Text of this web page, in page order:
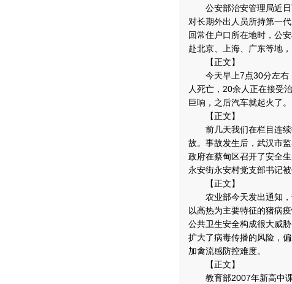
公安部治安管理局近日
对长期外出人员所持第一
回常住户口所在地时，公
赴北京、上海、广东等地
【正文】
今天早上7点30分左右
人死亡，20余人正在接受
巨响，之后汽车就起火了。
【正文】
前几天我们在栏目连续
故。事故发生后，武汉市
政府在蔡甸区召开了安全
永安街永安村党支部书记被
【正文】
农业部今天发出通知，
以高热为主要特征的猪病
公共卫生安全构成很大威
扩大了病毒传播的风险，
加禽流感防控难度。
【正文】
教育部2007年新高中课